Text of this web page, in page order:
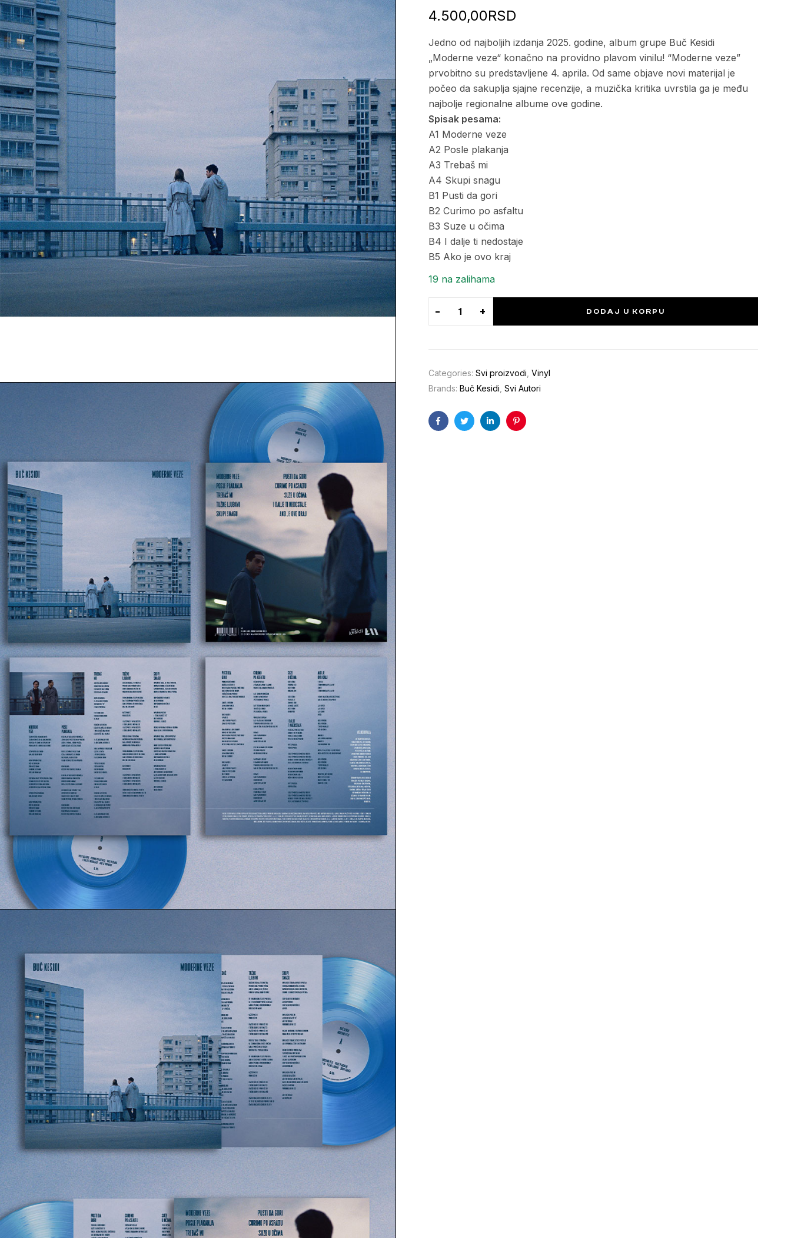
4.500,00RSD
Jedno od najboljih izdanja 2025. godine, album grupe Buč Kesidi
„Moderne veze“ konačno na providno plavom vinilu! “Moderne veze”
prvobitno su predstavljene 4. aprila. Od same objave novi materijal je
počeo da sakuplja sjajne recenzije, a muzička kritika uvrstila ga je među
najbolje regionalne albume ove godine.
Spisak pesama:
A1 Moderne veze
A2 Posle plakanja
A3 Trebaš mi
A4 Skupi snagu
B1 Pusti da gori
B2 Curimo po asfaltu
B3 Suze u očima
B4 I dalje ti nedostaje
B5 Ako je ovo kraj
19 na zalihama
- + DODAJ U KORPU
Categories: Svi proizvodi Vinyl
Brands: Buč Kesidi Svi Autori
FacebookTwitterLinkedinPinterest